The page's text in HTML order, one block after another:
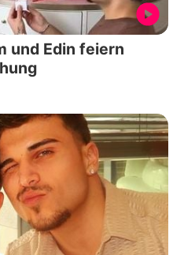
und Edin feiern